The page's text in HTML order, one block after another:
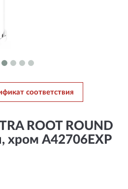
соответствия
ROOT ROUND
хром A42706EXP